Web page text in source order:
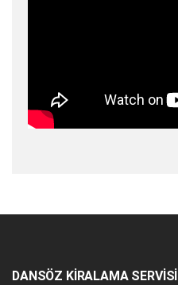
DANSÖZ KİRALAMA SERVİSİ